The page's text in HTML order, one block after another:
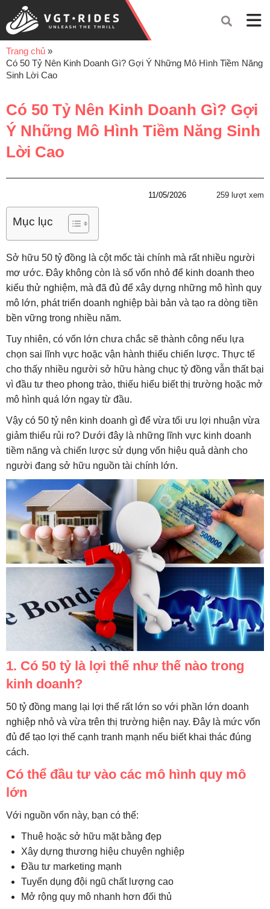
Trang chủ »
Có 50 Tỷ Nên Kinh Doanh Gì? Gợi Ý Những Mô Hình Tiềm Năng
Sinh Lời Cao
Có 50 Tỷ Nên Kinh Doanh Gì? Gợi
Ý Những Mô Hình Tiềm Năng Sinh
Lời Cao
259 lượt xem
11/05/2026
Mục lục
Sở hữu 50 tỷ đồng là cột mốc tài chính mà rất nhiều người
mơ ước. Đây không còn là số vốn nhỏ để kinh doanh theo
kiểu thử nghiệm, mà đã đủ để xây dựng những mô hình quy
mô lớn, phát triển doanh nghiệp bài bản và tạo ra dòng tiền
bền vững trong nhiều năm.
Tuy nhiên, có vốn lớn chưa chắc sẽ thành công nếu lựa
chọn sai lĩnh vực hoặc vận hành thiếu chiến lược. Thực tế
cho thấy nhiều người sở hữu hàng chục tỷ đồng vẫn thất bại
vì đầu tư theo phong trào, thiếu hiểu biết thị trường hoặc mở
mô hình quá lớn ngay từ đầu.
Vậy có 50 tỷ nên kinh doanh gì để vừa tối ưu lợi nhuận vừa
giảm thiểu rủi ro? Dưới đây là những lĩnh vực kinh doanh
tiềm năng và chiến lược sử dụng vốn hiệu quả dành cho
người đang sở hữu nguồn tài chính lớn.
1. Có 50 tỷ là lợi thế như thế nào trong
kinh doanh?
50 tỷ đồng mang lại lợi thế rất lớn so với phần lớn doanh
nghiệp nhỏ và vừa trên thị trường hiện nay. Đây là mức vốn
đủ để tạo lợi thế cạnh tranh mạnh nếu biết khai thác đúng
cách.
Có thể đầu tư vào các mô hình quy mô
lớn
Với nguồn vốn này, bạn có thể:
Thuê hoặc sở hữu mặt bằng đẹp
Xây dựng thương hiệu chuyên nghiệp
Đầu tư marketing mạnh
Tuyển dụng đội ngũ chất lượng cao
Mở rộng quy mô nhanh hơn đối thủ